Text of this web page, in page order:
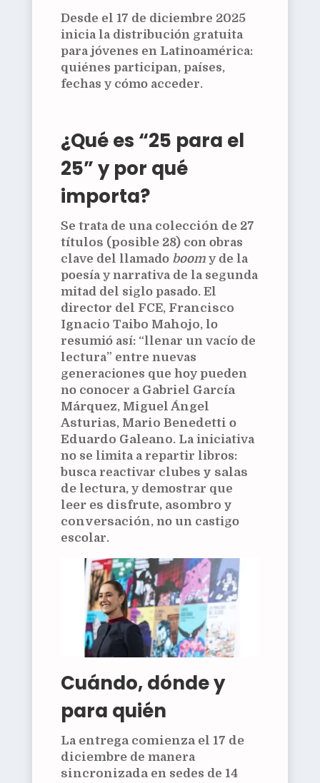
Desde el 17 de diciembre 2025
inicia la distribución gratuita
para jóvenes en Latinoamérica:
quiénes participan, países,
fechas y cómo acceder.
¿Qué es “25 para el
25” y por qué
importa?
Se trata de una colección de 27
títulos (posible 28)con obras
clave del llamado boomy de la
poesía y narrativa de la segunda
mitad del siglo pasado. El
director del FCE, Francisco
Ignacio Taibo Mahojo, lo
resumió así: “llenar un vacío de
lectura” entre nuevas
generaciones que hoy pueden
no conocer a Gabriel García
Márquez, Miguel Ángel
Asturias, Mario Benedetti o
Eduardo Galeano. La iniciativa
no se limita a repartir libros:
busca reactivar clubes y salas
de lectura, y demostrar que
leer es disfrute, asombro y
conversación, no un castigo
escolar.
Cuándo, dónde y
para quién
La entrega comienza el 17 de
diciembrede manera
sincronizadaen sedes de 14